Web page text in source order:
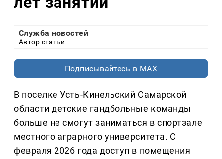
Служба новостей
Автор статьи
Подписывайтесь в MAX
В поселке Усть-Кинельский Самарской
области детские гандбольные команды
больше не смогут заниматься в спортзале
местного аграрного университета. С
февраля 2026 года доступ в помещения